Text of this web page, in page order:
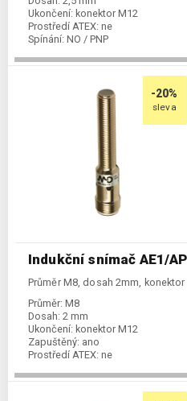
Ukončení: konektor M12
Prostředí ATEX: ne
Spínání: NO / PNP
-20%
sleva
Indukční snímač AE1/
Průměr M8, dosah 2mm, konektor
Průměr: M8
Dosah: 2 mm
Ukončení: konektor M12
Zapuštěný: ano
Prostředí ATEX: ne